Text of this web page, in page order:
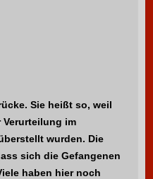
Sie heißt so, weil
Verurteilung im
wurden. Die
sich die Gefangenen
haben hier noch